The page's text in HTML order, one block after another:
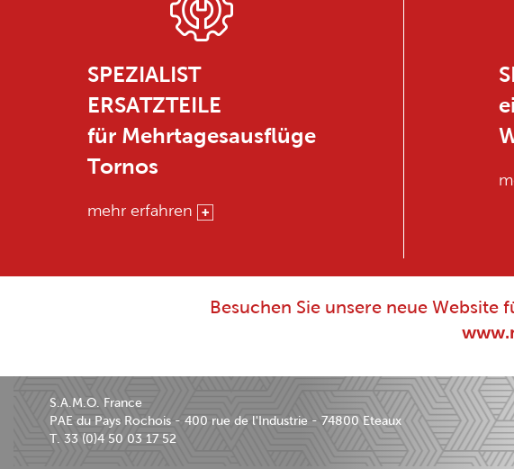
SPEZIALIST
ERSATZTEILE
für Mehrtagesausflüge
Tornos
mehr erfahren
Besuchen Sie unsere neue
S.A.M.O. France
PAE du Pays Rochois - 400 rue de l'Industrie - 74800 Eteaux
T. 33 (0)4 50 03 17 52